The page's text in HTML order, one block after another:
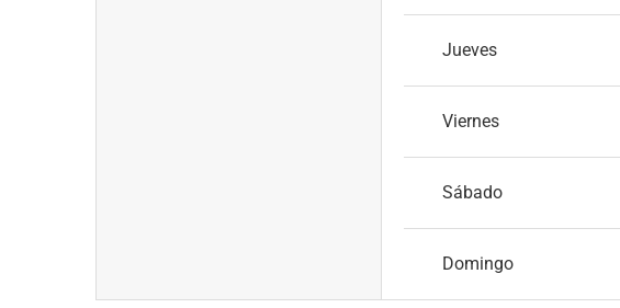
Jueves
Viernes
Sábado
Domingo